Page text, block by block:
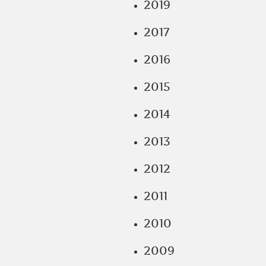
2019
2017
2016
2015
2014
2013
2012
2011
2010
2009